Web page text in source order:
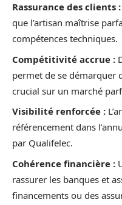
Rassurance des clients :
que l’artisan maîtrise
compétences techniques.
Compétitivité accrue :
permet de se démarquer
crucial sur un marché
Visibilité renforcée :
référencement dans
par Qualifelec.
Cohérence financière :
rassurer les banques et
financements ou des